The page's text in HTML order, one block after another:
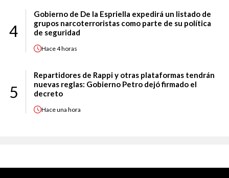
4
Gobierno de De la Espriella expedirá un listado de
grupos narcoterroristas como parte de su política
de seguridad
Hace4 horas
5
Repartidores de Rappi y otras plataformas tendrán
nuevas reglas: Gobierno Petro dejó firmado el
decreto
Haceuna hora